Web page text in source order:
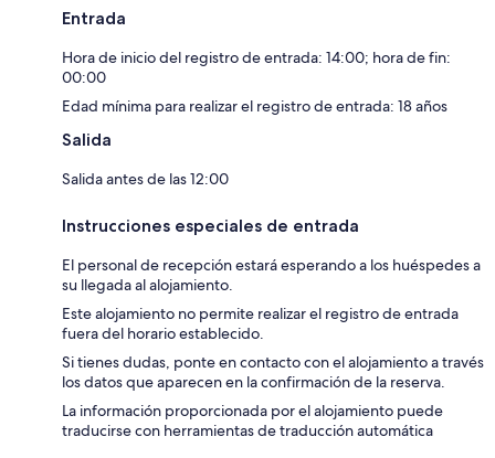
Entrada
Hora de inicio del registro de entrada: 14:00; hora de fin:
00:00
Edad mínima para realizar el registro de entrada: 18 años
Salida
Salida antes de las 12:00
Instrucciones especiales de entrada
El personal de recepción estará esperando a los huéspedes a
su llegada al alojamiento.
Este alojamiento no permite realizar el registro de entrada
fuera del horario establecido.
Si tienes dudas, ponte en contacto con el alojamiento a través
los datos que aparecen en la confirmación de la reserva.
La información proporcionada por el alojamiento puede
traducirse con herramientas de traducción automática